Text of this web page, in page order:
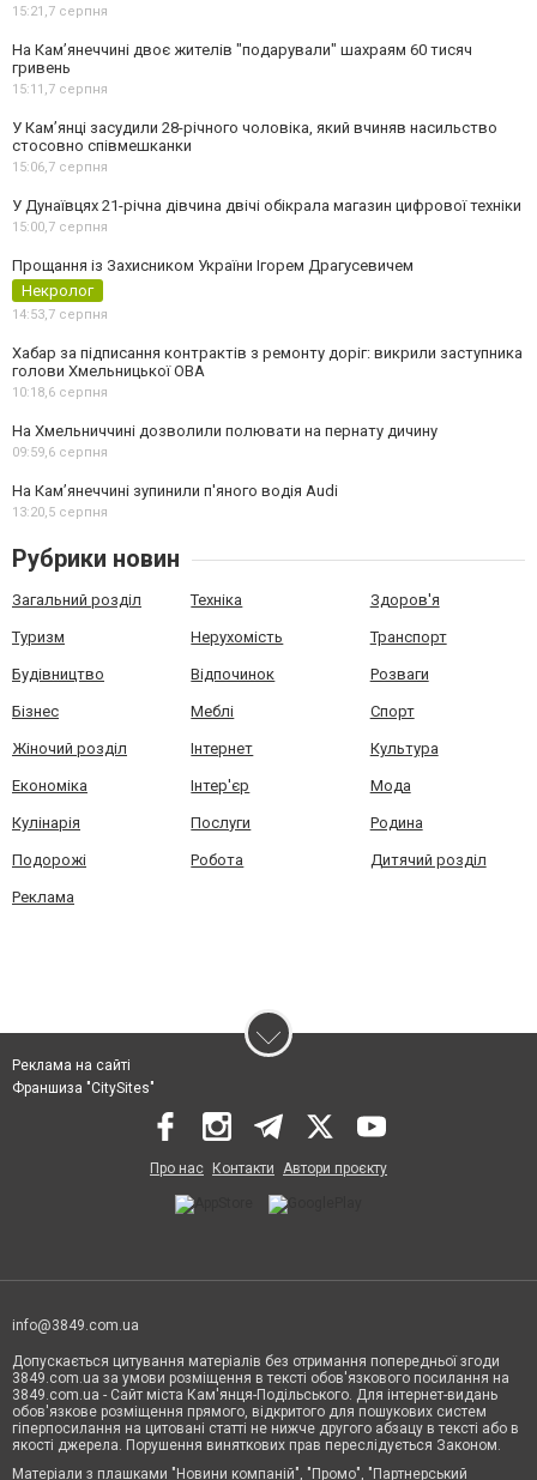
15:21,7 серпня
На Камʼянеччині двоє жителів "подарували" шахраям 60 тисяч
гривень
15:11,7 серпня
У Камʼянці засудили 28-річного чоловіка, який вчиняв насильство
стосовно співмешканки
15:06,7 серпня
У Дунаївцях 21-річна дівчина двічі обікрала магазин цифрової техніки
15:00,7 серпня
Прощання із Захисником України Ігорем Драгусевичем
Некролог
14:53,7 серпня
Хабар за підписання контрактів з ремонту доріг: викрили заступника
голови Хмельницької ОВА
10:18,6 серпня
На Хмельниччині дозволили полювати на пернату дичину
09:59,6 серпня
На Камʼянеччині зупинили п'яного водія Audi
13:20,5 серпня
Рубрики новин
Загальний розділ Техніка Здоров'я
Туризм Нерухомість Транспорт
Будівництво Відпочинок Розваги
Бізнес Меблі Спорт
Жіночий розділ Інтернет Культура
Економіка Інтер'єр Мода
Кулінарія Послуги Родина
Подорожі Робота Дитячий розділ
Реклама
Реклама на сайті
Франшиза "CitySites"
Про нас Контакти Автори проєкту
info@3849.com.ua
Допускається цитування матеріалів без отримання попередньої згоди
3849.com.ua за умови розміщення в тексті обов'язкового посилання на
3849.com.ua - Сайт міста Кам'янця-Подільського. Для інтернет-видань
обов'язкове розміщення прямого, відкритого для пошукових систем
гіперпосилання на цитовані статті не нижче другого абзацу в тексті або в
якості джерела. Порушення виняткових прав переслідується Законом.
Матеріали з плашками "Новини компаній", "Промо", "Партнерський